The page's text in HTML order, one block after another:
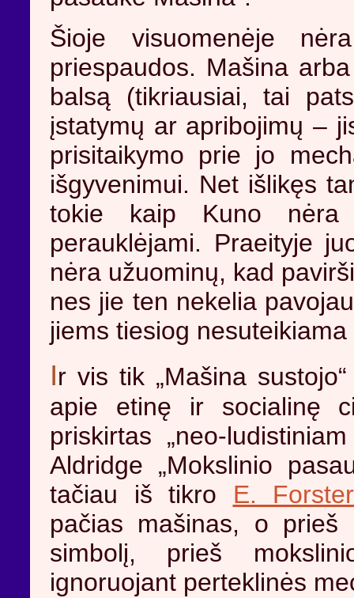
Šioje visuomenėje
priespaudos. Mašina
balsą (tikriausiai, tai
įstatymų ar apribojimų –
prisitaikymo prie jo
išgyvenimui. Net išlikęs
tokie kaip Kuno nėra
perauklėjami. Praeityje
nėra užuominų, kad
nes jie ten nekelia
jiems tiesiog
Ir vis tik „Mašina
apie etinę ir socialinę
priskirtas „neo-
Aldridge „Mokslinio
tačiau iš tikro E.
pačias mašinas, o prieš
simbolį, prieš
ignoruojant perteklinės